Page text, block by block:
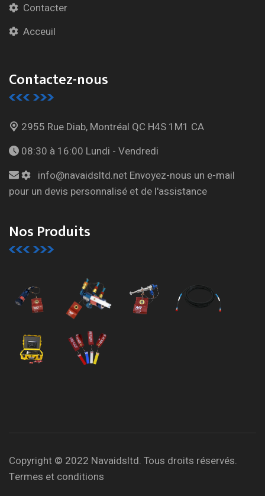
Contacter
Acceuil
Contactez-nous
2955 Rue Diab, Montréal QC H4S 1M1 CA
08:30 à 16:00 Lundi - Vendredi
info@navaidsltd.net Envoyez-nous un e-mail
pour un devis personnalisé et de l'assistance
Nos Produits
Copyright © 2022 Navaidsltd. Tous droits réservés.
Termes et conditions